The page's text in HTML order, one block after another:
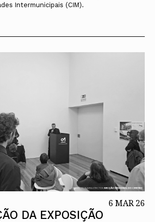
Intermunicipais (CIM).
6 MAR 26
DA EXPOSIÇÃO